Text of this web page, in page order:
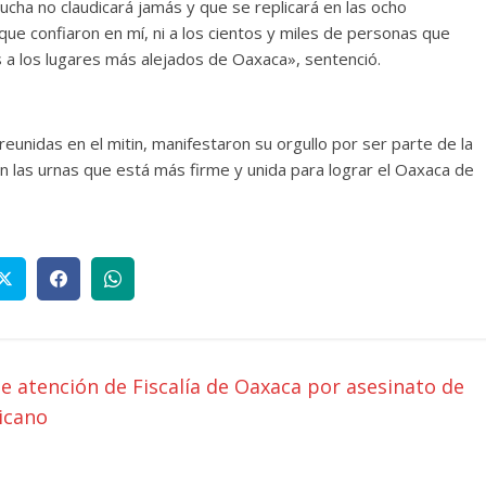
no claudicará jamás y que se replicará en las ocho
confiaron en mí, ni a los cientos y miles de personas que
los lugares más alejados de Oaxaca», sentenció.
en el mitin, manifestaron su orgullo por ser parte de la
urnas que está más firme y unida para lograr el Oaxaca de
de Fiscalía de Oaxaca por asesinato de